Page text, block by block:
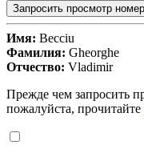
Запросить просмотр
Имя: Becciu
Фамилия: Gheorghe
Отчество: Vladimir
Прежде чем запросить
пожалуйста, прочитайте